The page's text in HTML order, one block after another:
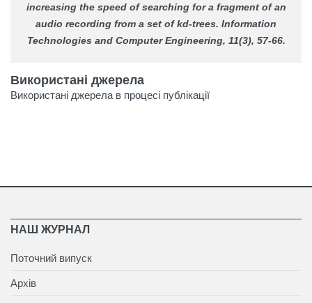
increasing the speed of searching for a fragment of an
audio recording from a set of kd-trees. Information
Technologies and Computer Engineering, 11(3), 57-66.
Використані джерела
Використані джерела в процесі публікації
НАШ ЖУРНАЛ
Поточний випуск
Архів